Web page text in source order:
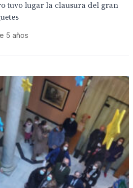
tuvo lugar la clausura del gran
5 años